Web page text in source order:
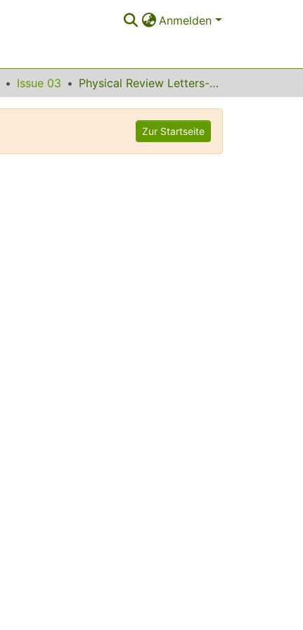
Anmelden
Issue 03 Physical Review Letters--July 16, 2001 Contents
Zur Startseite